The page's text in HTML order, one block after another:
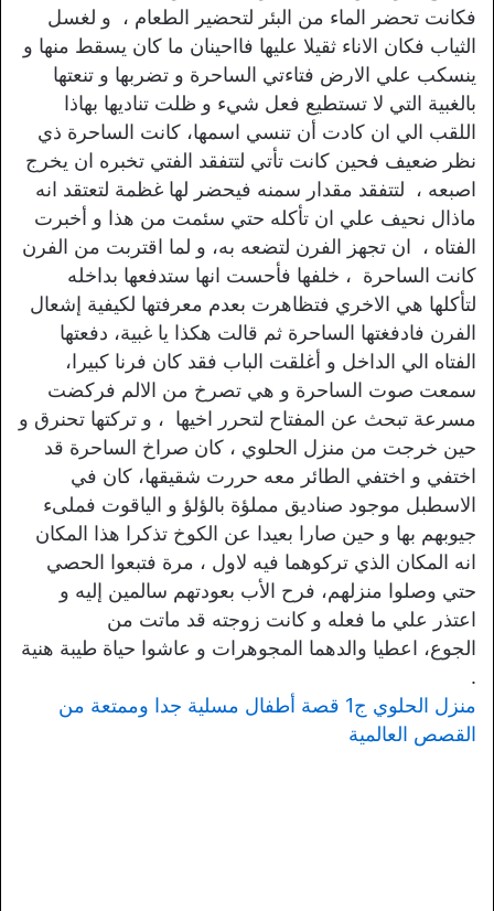
فكانت تحضر الماء من البئر لتحضير الطعام ، و لغسل
الثياب فكان الاناء ثقيلا عليها فااحينان ما كان يسقط منها و
ينسكب علي الارض فتاءتي الساحرة و تضربها و تنعتها
بالغبية التي لا تستطيع فعل شيء و ظلت تناديها بهاذا
اللقب الي ان كادت أن تنسي اسمها، كانت الساحرة ذي
نظر ضعيف فحين كانت تأتي لتتفقد الفتي تخبره ان يخرج
اصبعه ، لتتفقد مقدار سمنه فيحضر لها غظمة لتعتقد انه
ماذال نحيف علي ان تأكله حتي سئمت من هذا و أخبرت
الفتاه ، ان تجهز الفرن لتضعه به، و لما اقتربت من الفرن
كانت الساحرة ، خلفها فأحست انها ستدفعها بداخله
لتأكلها هي الاخري فتظاهرت بعدم معرفتها لكيفية إشعال
الفرن فادفغتها الساحرة ثم قالت هكذا يا غبية، دفعتها
الفتاه الي الداخل و أغلقت الباب فقد كان فرنا كبيرا،
سمعت صوت الساحرة و هي تصرخ من الالم فركضت
مسرعة تبحث عن المفتاح لتحرر اخيها ، و تركتها تحنرق و
حين خرجت من منزل الحلوي ، كان صراخ الساحرة قد
اختفي و اختفي الطائر معه حررت شقيقها، كان في
الاسطبل موجود صناديق مملؤة بالؤلؤ و الياقوت فملىء
جيوبهم بها و حين صارا بعيدا عن الكوخ تذكرا هذا المكان
انه المكان الذي تركوهما فيه لاول ، مرة فتبعوا الحصي
حتي وصلوا منزلهم، فرح الأب بعودتهم سالمين إليه و
اعتذر علي ما فعله و كانت زوجته قد ماتت من
الجوع، اعطيا والدهما المجوهرات و عاشوا حياة طيبة هنية
.
منزل الحلوي ج1 قصة أطفال مسلية جدا وممتعة من
القصص العالمية